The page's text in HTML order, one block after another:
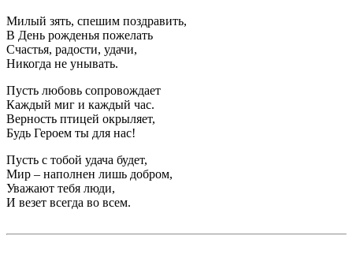
Милый зять, спешим поздравить,
В День рожденья пожелать
Счастья, радости, удачи,
Никогда не унывать.
Пусть любовь сопровождает
Каждый миг и каждый час.
Верность птицей окрыляет,
Будь Героем ты для нас!
Пусть с тобой удача будет,
Мир – наполнен лишь добром,
Уважают тебя люди,
И везет всегда во всем.